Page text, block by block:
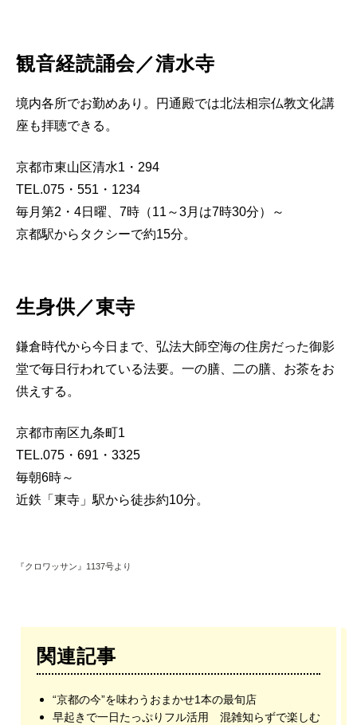
観音経読誦会／清水寺
境内各所でお勤めあり。円通殿では北法相宗仏教文化講
座も拝聴できる。
京都市東山区清水1・294
TEL.075・551・1234
毎月第2・4日曜、7時（11～3月は7時30分）～
京都駅からタクシーで約15分。
生身供／東寺
鎌倉時代から今日まで、弘法大師空海の住房だった御影
堂で毎日行われている法要。一の膳、二の膳、お茶をお
供えする。
京都市南区九条町1
TEL.075・691・3325
毎朝6時～
近鉄「東寺」駅から徒歩約10分。
『クロワッサン』1137号より
関連記事
“京都の今”を味わうおまかせ1本の最旬店
早起きで一日たっぷりフル活用 混雑知らずで楽しむ